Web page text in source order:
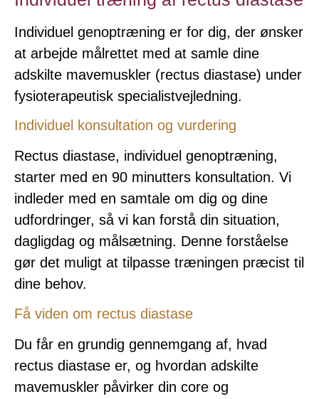
Individuel genoptræning er for dig, der ønsker
at arbejde målrettet med at samle dine
adskilte mavemuskler (rectus diastase) under
fysioterapeutisk specialistvejledning.
Individuel konsultation og vurdering
Rectus diastase, individuel genoptræning,
starter med en 90 minutters konsultation. Vi
indleder med en samtale om dig og dine
udfordringer, så vi kan forstå din situation,
dagligdag og målsætning. Denne forståelse
gør det muligt at tilpasse træningen præcist til
dine behov.
Få viden om rectus diastase
Du får en grundig gennemgang af, hvad
rectus diastase er, og hvordan adskilte
mavemuskler påvirker din core og